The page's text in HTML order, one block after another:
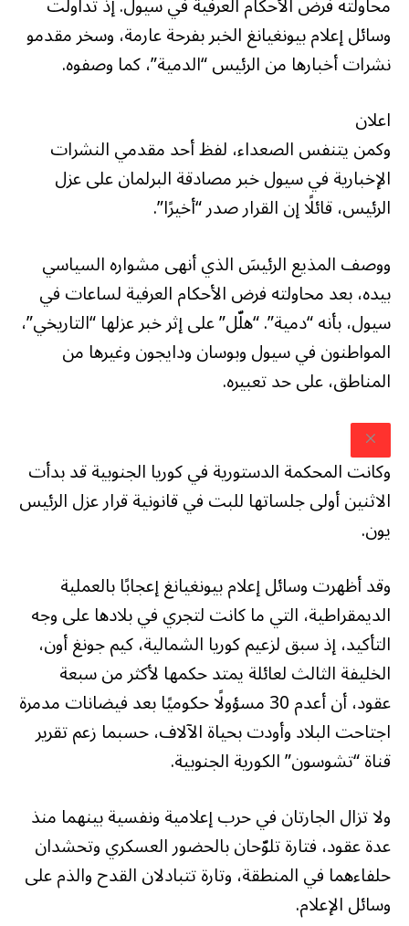
وسائل إعلام بيونغيانغ الخبر بفرحة عارمة، وسخر مقدمو
نشرات أخبارها من الرئيس “الدمية”، كما وصفوه.
اعلان
وكمن يتنفس الصعداء، لفظ أحد مقدمي النشرات
الإخبارية في سيول خبر مصادقة البرلمان على عزل
الرئيس، قائلًا إن القرار صدر “أخيرًا”.
ووصف المذيع الرئيسَ الذي أنهى مشواره السياسي
بيده، بعد محاولته فرض الأحكام العرفية لساعات في
سيول، بأنه “دمية”. “هلّل” على إثر خبر عزلها “التاريخي”،
المواطنون في سيول وبوسان ودايجون وغيرها من
المناطق، على حد تعبيره.
وكانت المحكمة الدستورية في كوريا الجنوبية قد بدأت
الاثنين أولى جلساتها للبت في قانونية قرار عزل الرئيس
يون.
وقد أظهرت وسائل إعلام بيونغيانغ إعجابًا بالعملية
الديمقراطية، التي ما كانت لتجري في بلادها على وجه
التأكيد، إذ سبق لزعيم كوريا الشمالية، كيم جونغ أون،
الخليفة الثالث لعائلة يمتد حكمها لأكثر من سبعة
عقود، أن أعدم 30 مسؤولًا حكوميًا بعد فيضانات مدمرة
اجتاحت البلاد وأودت بحياة الآلاف، حسبما زعم تقرير
قناة “تشوسون” الكورية الجنوبية.
ولا تزال الجارتان في حرب إعلامية ونفسية بينهما منذ
عدة عقود، فتارة تلوّحان بالحضور العسكري وتحشدان
حلفاءهما في المنطقة، وتارة تتبادلان القدح والذم على
وسائل الإعلام.